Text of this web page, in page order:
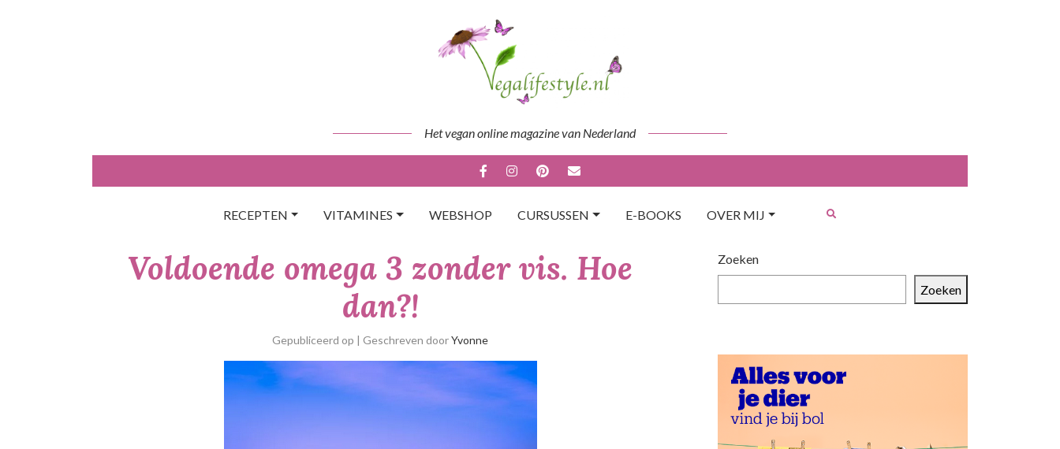
Het vegan online magazine van Nederland
RECEPTEN VITAMINES WEBSHOP CURSUSSEN E-BOOKS OVER MIJ
Voldoende omega 3 zonder vis. Hoe
dan?!
Gepubliceerd op | Geschreven doorYvonne
Zoeken
Zoeken